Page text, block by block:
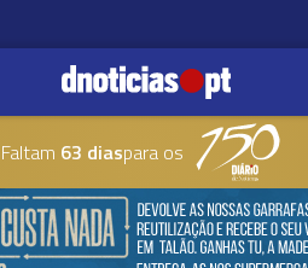
Faltam 63 diaspara os